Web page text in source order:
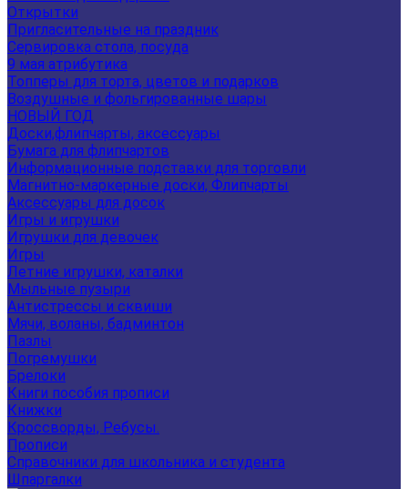
Открытки
Пригласительные на праздник
Сервировка стола, посуда
9 мая атрибутика
Топперы для торта, цветов и подарков
Воздушные и фольгированные шары
НОВЫЙ ГОД
Доски,флипчарты, аксессуары
Бумага для флипчартов
Информационные подставки для торговли
Магнитно-маркерные доски, Флипчарты
Аксессуары для досок
Игры и игрушки
Игрушки для девочек
Игры
Летние игрушки, каталки
Мыльные пузыри
Антистрессы и сквиши
Мячи, воланы, бадминтон
Пазлы
Погремушки
Брелоки
Книги пособия прописи
Книжки
Кроссворды, Ребусы.
Прописи
Справочники для школьника и студента
Шпаргалки